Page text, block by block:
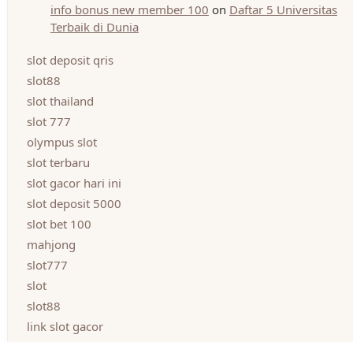
info bonus new member 100 on Daftar 5 Universitas
Terbaik di Dunia
slot deposit qris
slot88
slot thailand
slot 777
olympus slot
slot terbaru
slot gacor hari ini
slot deposit 5000
slot bet 100
mahjong
slot777
slot
slot88
link slot gacor